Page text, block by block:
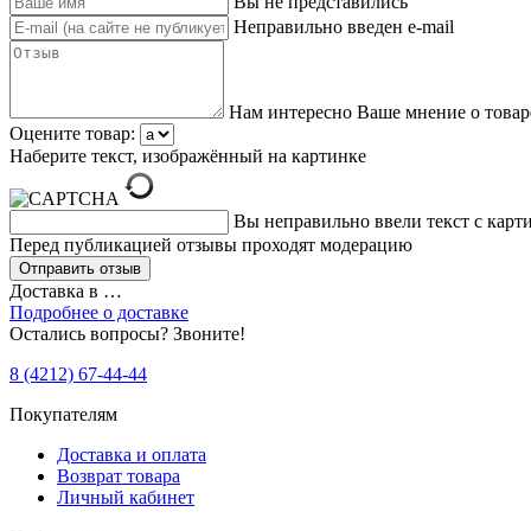
Неправильно введен e-mail
Нам интересно Ваше мнение о
Оцените товар:
Наберите текст, изображённый на картинке
Вы неправильно ввели текст с
Перед публикацией отзывы проходят модерацию
Доставка в …
Подробнее о доставке
Остались вопросы? Звоните!
8 (4212) 67-44-44
Покупателям
Доставка и оплата
Возврат товара
Личный кабинет